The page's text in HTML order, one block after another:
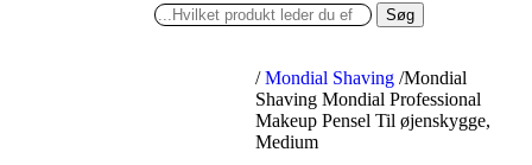
Søg
/ Mondial Shaving /Mondial
Shaving Mondial Professional
Makeup Pensel Til øjenskygge,
Medium